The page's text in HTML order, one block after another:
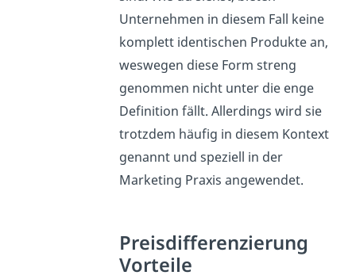
Unternehmen in diesem Fall keine
komplett identischen Produkte an,
weswegen diese Form streng
genommen nicht unter die enge
Definition fällt. Allerdings wird sie
trotzdem häufig in diesem Kontext
genannt und speziell in der
Marketing Praxis angewendet.
Preisdifferenzierung
Vorteile